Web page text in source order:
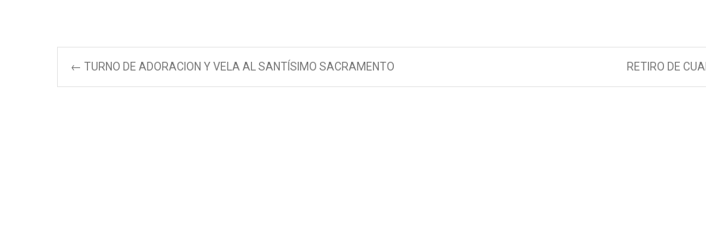
Navegación
← TURNO DE ADORACION Y VELA AL SANTÍSIMO SACRAMENTO RETIRO DE